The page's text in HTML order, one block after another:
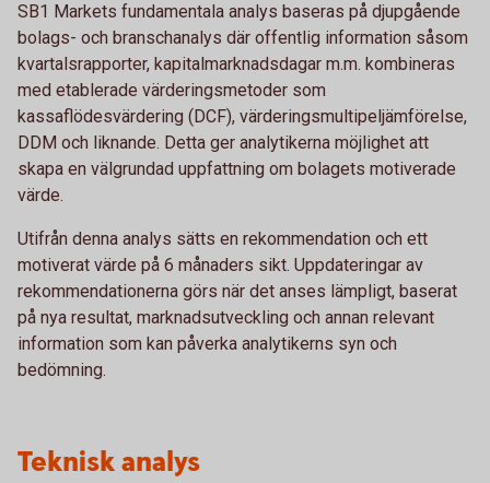
SB1 Markets fundamentala analys baseras på djupgående
bolags- och branschanalys där offentlig information såsom
kvartalsrapporter, kapitalmarknadsdagar m.m. kombineras
med etablerade värderingsmetoder som
kassaflödesvärdering (DCF), värderingsmultipeljämförelse,
DDM och liknande. Detta ger analytikerna möjlighet att
skapa en välgrundad uppfattning om bolagets motiverade
värde.
Utifrån denna analys sätts en rekommendation och ett
motiverat värde på 6 månaders sikt. Uppdateringar av
rekommendationerna görs när det anses lämpligt, baserat
på nya resultat, marknadsutveckling och annan relevant
information som kan påverka analytikerns syn och
bedömning.
Teknisk analys